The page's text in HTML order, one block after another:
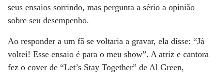
seus ensaios sorrindo, mas pergunta a sério a opinião
sobre seu desempenho.
Ao responder a um fã se voltaria a gravar, ela disse: “Já
voltei! Esse ensaio é para o meu show”. A atriz e cantora
fez o cover de “Let’s Stay Together” de Al Green,